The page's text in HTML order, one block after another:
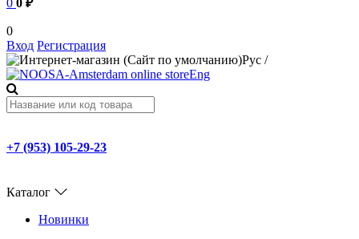
0 0 ₽
0
Вход Регистрация
Рус /
Eng
+7 (953) 105-29-23
Каталог
Новинки